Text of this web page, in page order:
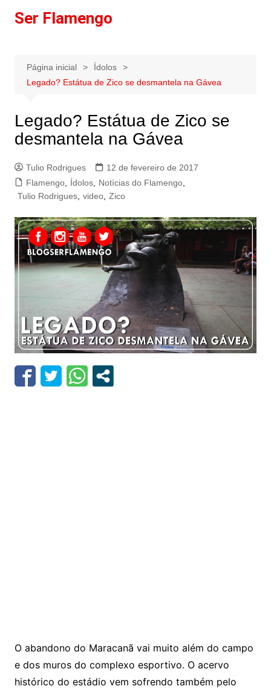
paraSer Flamengo
Página inicial
Ídolos
Legado? Estátua de Zico se desmantela na Gávea
Legado? Estátua de Zico se
desmantela na Gávea
Tulio Rodrigues
12 de fevereiro de 2017
Flamengo, Ídolos, Notícias do Flamengo,
Tulio Rodrigues, video, Zico
O abandono do Maracanã vai muito além do campo
e dos muros do complexo esportivo. O acervo
histórico do estádio vem sofrendo também pelo